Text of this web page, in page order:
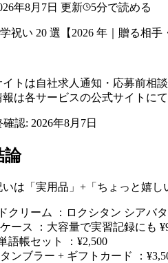
年8月7日 更新 5分で読める
イトは自社求人通知・応募前相
は各サービスの公式サイトにて
確認: 2026年8月7日
論
は「実用品」+「ちょっと嬉し
クリーム ：ロクシタン シアバタ
ース ：大容量で実習記録にも
語帳セット ：¥2,500
ンブラー + ギフトカード ：